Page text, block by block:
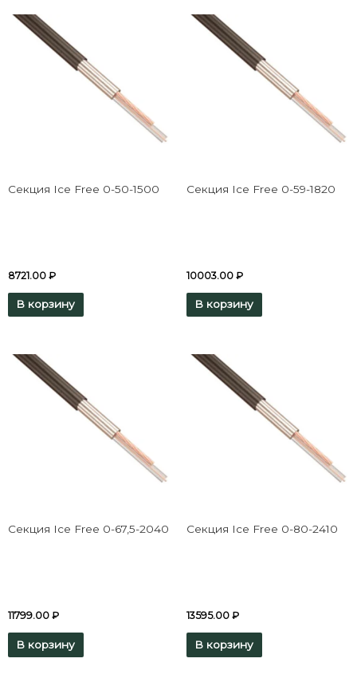
Секция Ice Free 0-50-1500
8721.00 ₽
В корзину
Секция Ice Free 0-59-1820
10003.00 ₽
В корзину
Секция Ice Free 0-67,5-2040
11799.00 ₽
В корзину
Секция Ice Free 0-80-2410
13595.00 ₽
В корзину